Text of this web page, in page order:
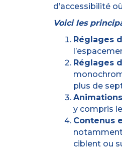
d’accessibilité
Voici les
Réglages
Réglages
plus de
y compris
Contenus
ciblent ou